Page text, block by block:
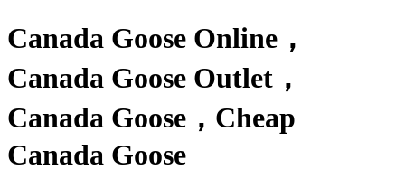
Canada Goose Online，
Canada Goose Outlet，
Canada Goose，Cheap
Canada Goose